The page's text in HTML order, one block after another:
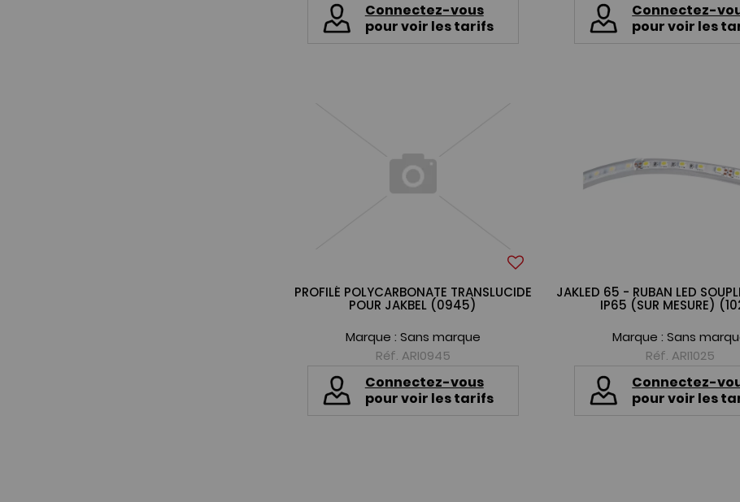
Connectez-vous
pour voir les tarifs
Connectez-
pour voir les
PROFILÉ POLYCARBONATE TRANSLUCIDE
POUR JAKBEL (0945)
Marque : Sans marque
Réf. ARI0945
Connectez-vous
pour voir les tarifs
JAKLED 65 - RUBAN LED
IP65 (SUR MESURE)
Marque :Sans
Réf. ARI1025
Connectez-
pour voir les